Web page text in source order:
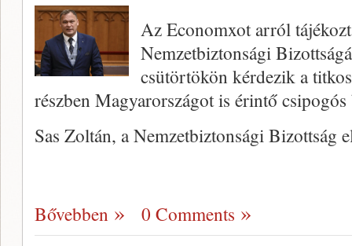
Az Economxot arról
Nemzetbiztonsági
csütörtökön kérdezik a
részben Magyarországot is érintő
Sas Zoltán, a Nemzetbiztonsági Bizottság
Bővebben 0 Comments